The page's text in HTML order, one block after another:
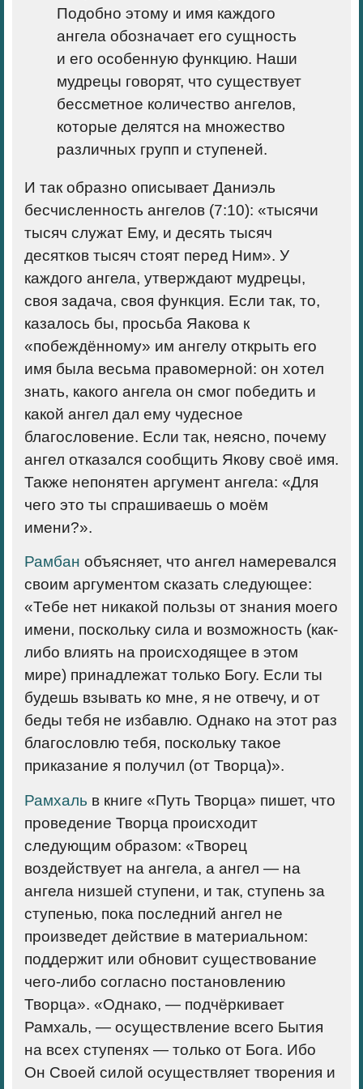
Подобно этому и имя каждого
ангела обозначает его сущность
и его особенную функцию. Наши
мудрецы говорят, что существует
бессметное количество ангелов,
которые делятся на множество
различных групп и ступеней.
И так образно описывает Даниэль
бесчисленность ангелов (7:10): «тысячи
тысяч служат Ему, и десять тысяч
десятков тысяч стоят перед Ним». У
каждого ангела, утверждают мудрецы,
своя задача, своя функция. Если так, то,
казалось бы, просьба Яакова к
«побеждённому» им ангелу открыть его
имя была весьма правомерной: он хотел
знать, какого ангела он смог победить и
какой ангел дал ему чудесное
благословение. Если так, неясно, почему
ангел отказался сообщить Якову своё имя.
Также непонятен аргумент ангела: «Для
чего это ты спрашиваешь о моём
имени?».
Рамбан объясняет, что ангел намеревался
своим аргументом сказать следующее:
«Тебе нет никакой пользы от знания моего
имени, поскольку сила и возможность (как-
либо влиять на происходящее в этом
мире) принадлежат только Богу. Если ты
будешь взывать ко мне, я не отвечу, и от
беды тебя не избавлю. Однако на этот раз
благословлю тебя, поскольку такое
приказание я получил (от Творца)».
Рамхаль в книге «Путь Творца» пишет, что
проведение Творца происходит
следующим образом: «Творец
воздействует на ангела, а ангел — на
ангела низшей ступени, и так, ступень за
ступенью, пока последний ангел не
произведет действие в материальном:
поддержит или обновит существование
чего-либо согласно постановлению
Творца». «Однако, — подчёркивает
Рамхаль, — осуществление всего Бытия
на всех ступенях — только от Бога. Ибо
Он Своей силой осуществляет творения и